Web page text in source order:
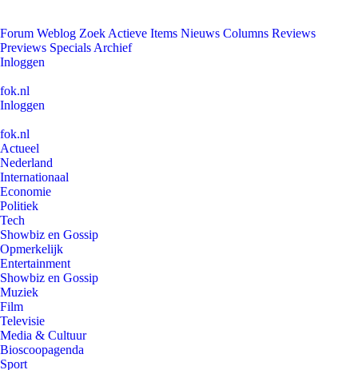
Forum Weblog Zoek Actieve Items Nieuws Columns Reviews
Previews Specials Archief
Inloggen
fok.nl
Inloggen
fok.nl
Actueel
Nederland
Internationaal
Economie
Politiek
Tech
Showbiz en Gossip
Opmerkelijk
Entertainment
Showbiz en Gossip
Muziek
Film
Televisie
Media & Cultuur
Bioscoopagenda
Sport